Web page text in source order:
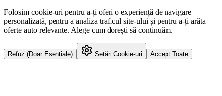
Folosim cookie-uri pentru a-ți oferi o experiență de navigare
personalizată, pentru a analiza traficul site-ului și pentru a-ți arăta
oferte auto relevante. Alege cum dorești să continuăm.
Refuz (Doar Esențiale) Setări Cookie-uri Accept Toate